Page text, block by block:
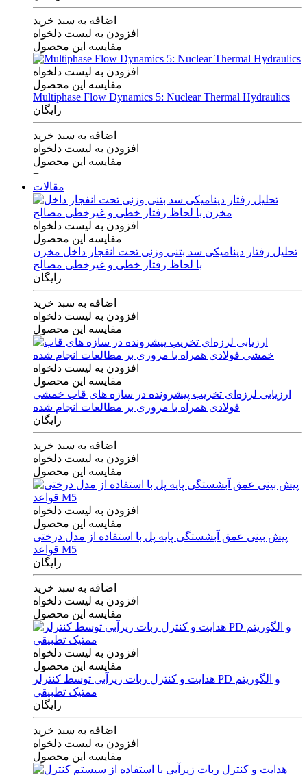
اضافه به سبد خرید
افزودن به لیست دلخواه
مقایسه این محصول
افزودن به لیست دلخواه
مقایسه این محصول
Multiphase Flow Dynamics 5: Nuclear Thermal Hydraulics
رایگان
اضافه به سبد خرید
افزودن به لیست دلخواه
مقایسه این محصول
+
مقالات
افزودن به لیست دلخواه
مقایسه این محصول
تحلیل رفتار دینامیکی سد بتنی وزنی تحت انفجار داخل مخزن
با لحاظ رفتار خطی و غیرخطی مصالح
رایگان
اضافه به سبد خرید
افزودن به لیست دلخواه
مقایسه این محصول
افزودن به لیست دلخواه
مقایسه این محصول
ارزیابی لرزه‌ای تخریب پیشرونده در سازه های قاب خمشی
فولادی همراه با مروری بر مطالعات انجام شده
رایگان
اضافه به سبد خرید
افزودن به لیست دلخواه
مقایسه این محصول
افزودن به لیست دلخواه
مقایسه این محصول
پیش بینی عمق آبشستگی پایه پل با استفاده از مدل درختی
قواعد M5
رایگان
اضافه به سبد خرید
افزودن به لیست دلخواه
مقایسه این محصول
افزودن به لیست دلخواه
مقایسه این محصول
هدایت و کنترل ربات زیرآبی توسط کنترلر PD و الگوریتم
ممتیک تطبیقی
رایگان
اضافه به سبد خرید
افزودن به لیست دلخواه
مقایسه این محصول